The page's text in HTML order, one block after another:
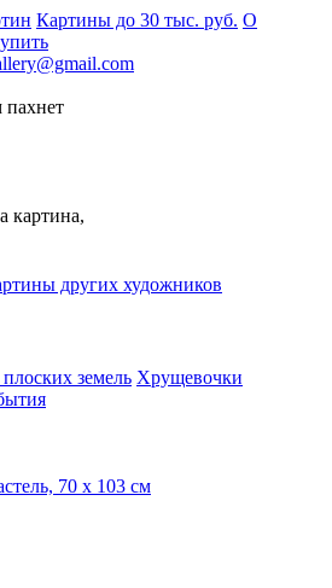
Картины до 30 тыс. руб. О
картина,
других художников
земель Хрущевочки
70 х 103 см